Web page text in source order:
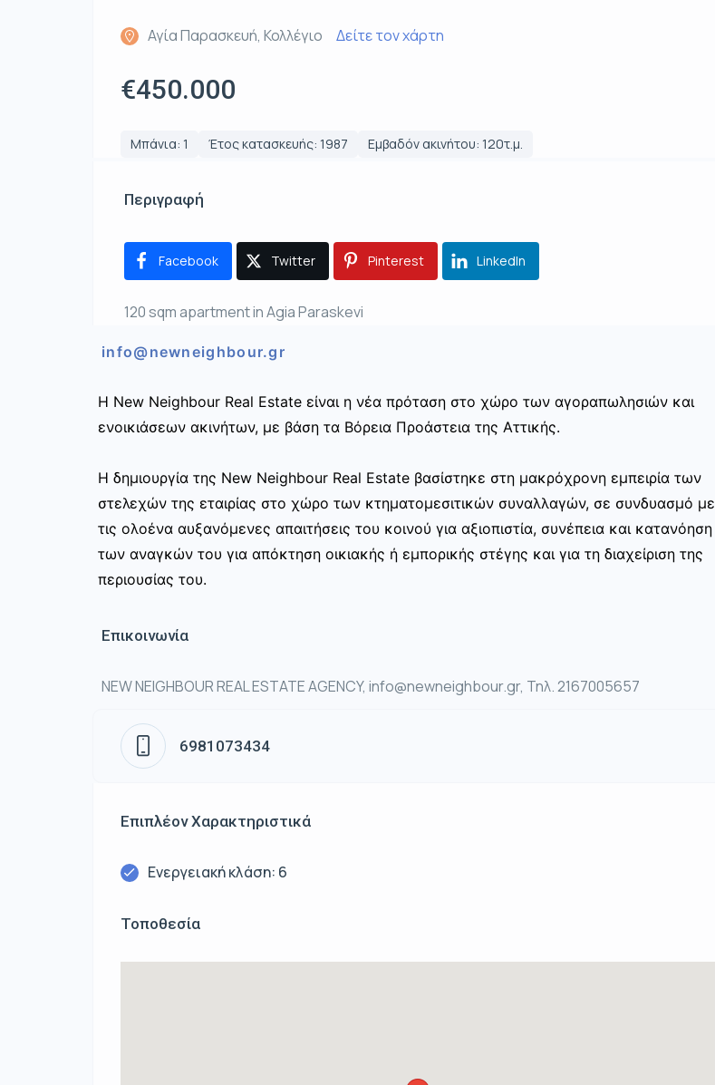
Αγία Παρασκευή, Κολλέγιο Δείτε τον χάρτη
€450.000
Μπάνια: 1 Έτος κατασκευής: 1987 Εμβαδόν ακινήτου: 120τ.μ.
Περιγραφή
Facebook Twitter Pinterest LinkedIn
120 sqm apartment in Agia Paraskevi
info@newneighbour.gr
Η New Neighbour Real Estate είναι η νέα πρόταση στο χώρο των αγοραπωλησιών και
ενοικιάσεων ακινήτων, με βάση τα Βόρεια Προάστεια της Αττικής.
Η δημιουργία της New Neighbour Real Estate βασίστηκε στη μακρόχρονη εμπειρία των
στελεχών της εταιρίας στο χώρο των κτηματομεσιτικών συναλλαγών, σε συνδυασμό με
τις ολοένα αυξανόμενες απαιτήσεις του κοινού για αξιοπιστία, συνέπεια και κατανόηση
των αναγκών του για απόκτηση οικιακής ή εμπορικής στέγης και για τη διαχείριση της
περιουσίας του.
Επικοινωνία
NEW NEIGHBOUR REAL ESTATE AGENCY, info@newneighbour.gr, Τηλ. 2167005657
6981073434
Επιπλέον Χαρακτηριστικά
Ενεργειακή κλάση: 6
Τοποθεσία